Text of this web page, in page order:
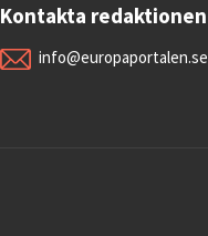
Kontakta redaktionen
info@europaportalen.se